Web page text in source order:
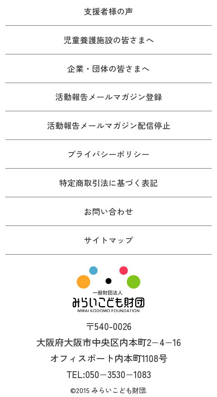
支援者様の声
児童養護施設の皆さまへ
企業・団体の皆さまへ
活動報告メールマガジン登録
活動報告メールマガジン配信停止
プライバシーポリシー
特定商取引法に基づく表記
お問い合わせ
サイトマップ
〒540-0026
大阪府大阪市中央区内本町2−4−16
オフィスポート内本町1108号
TEL:050−3530−1083
©2015 みらいこども財団.